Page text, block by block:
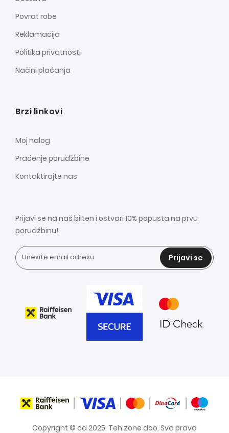
Povrat robe
Reklamacija
Politika privatnosti
Načini plaćanja
Brzi linkovi
Moj nalog
Praćenje porudžbine
Kontaktirajte nas
Prijavi se na naš bilten i ostvari 10% popusta na prvu
porudžbinu!
Prijavi se
Copyright © od 2025. Teh zone doo. Sva prava